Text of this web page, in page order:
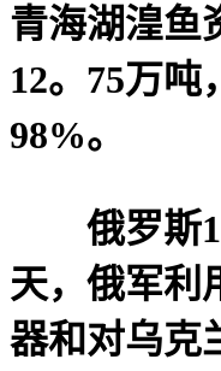
青海湖湟鱼
12。75万吨
98%。
俄罗斯
天，俄军利
器和对乌克